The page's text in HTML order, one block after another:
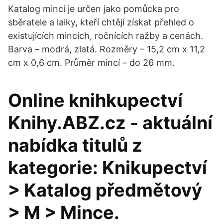
Katalog mincí je určen jako pomůcka pro
sběratele a laiky, kteří chtějí získat přehled o
existujících mincích, ročnících ražby a cenách.
Barva – modrá, zlatá. Rozměry – 15,2 cm x 11,2
cm x 0,6 cm. Průměr mincí – do 26 mm.
Online knihkupectví
Knihy.ABZ.cz - aktuální
nabídka titulů z
kategorie: Knikupectví
> Katalog předmětový
> M > Mince.